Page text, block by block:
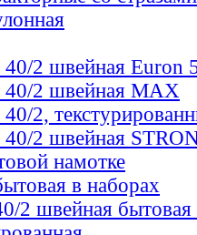
2 швейная Euron
40/2 швейная МАХ
2,
2 швейная
намотке
в наборах
2 швейная бытовая